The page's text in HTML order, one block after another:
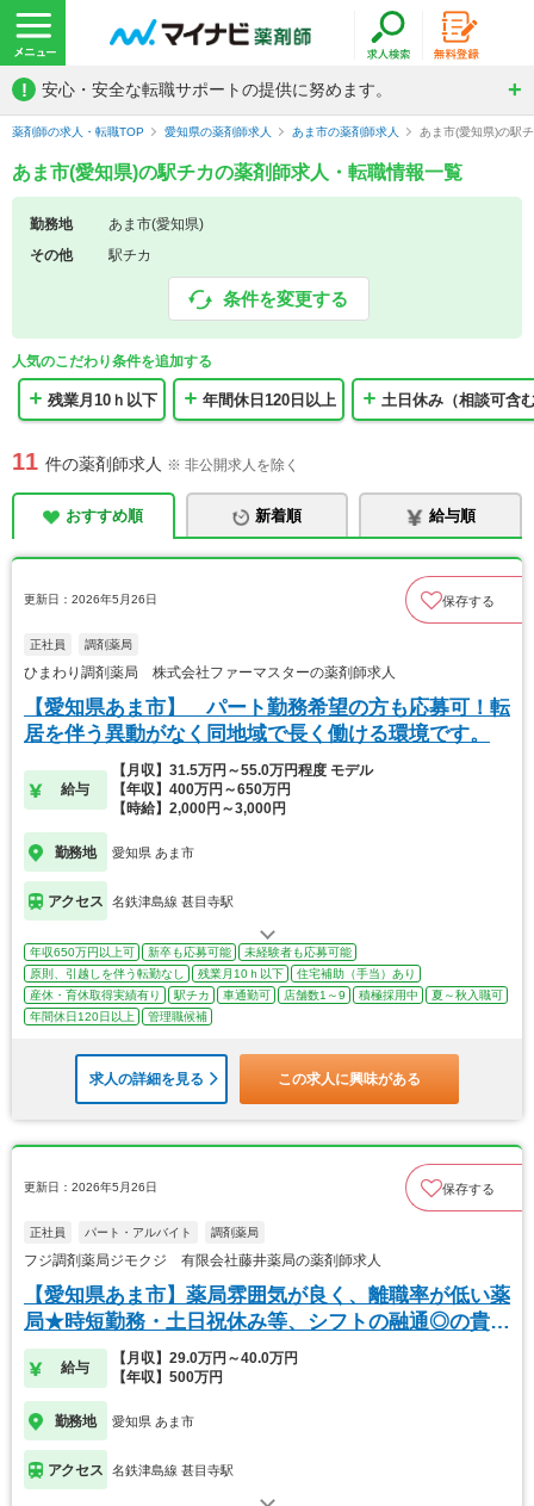
! 安心・安全な転職サポートの提供に努めます。
薬剤師の求人・転職TOP 愛知県の薬剤師求人 あま市の薬剤師求人 あま市(愛知県)の駅
あま市(愛知県)の駅チカの薬剤師求人・転職情報一覧
勤務地
あま市(愛知県)
その他
駅チカ
条件を変更する
人気のこだわり条件を追加する
残業月10ｈ以下 年間休日120日以上 土日休み（相談可含
11 件の薬剤師求人 ※ 非公開求人を除く
おすすめ順 新着順 給与順
更新日：2026年5月26日 保存する
正社員 調剤薬局
ひまわり調剤薬局 株式会社ファーマスターの薬剤師求人
【愛知県あま市】 パート勤務希望の方も応募可！転
居を伴う異動がなく同地域で長く働ける環境です。
給与
【月収】31.5万円～55.0万円程度 モデル
【年収】400万円～650万円
【時給】2,000円～3,000円
勤務地 愛知県 あま市
アクセス 名鉄津島線 甚目寺駅
年収650万円以上可 新卒も応募可能
未経験者も応募可能
原則、引越しを伴う転勤なし
残業月10ｈ以下
住宅補助（手当）あり
産休・育休取得実績有り
駅チカ 車通勤可 店舗数1～9 積極採用中
夏～秋入職可
年間休日120日以上
管理職候補
求人の詳細を見る この求人に興味がある
更新日：2026年5月26日 保存する
正社員 パート・アルバイト 調剤薬局
フジ調剤薬局ジモクジ 有限会社藤井薬局の薬剤師求人
【愛知県あま市】薬局雰囲気が良く、離職率が低い薬
局★時短勤務・土日祝休み等、シフトの融通◎の貴重
求人
給与
【月収】29.0万円～40.0万円
【年収】500万円
勤務地 愛知県 あま市
アクセス 名鉄津島線 甚目寺駅